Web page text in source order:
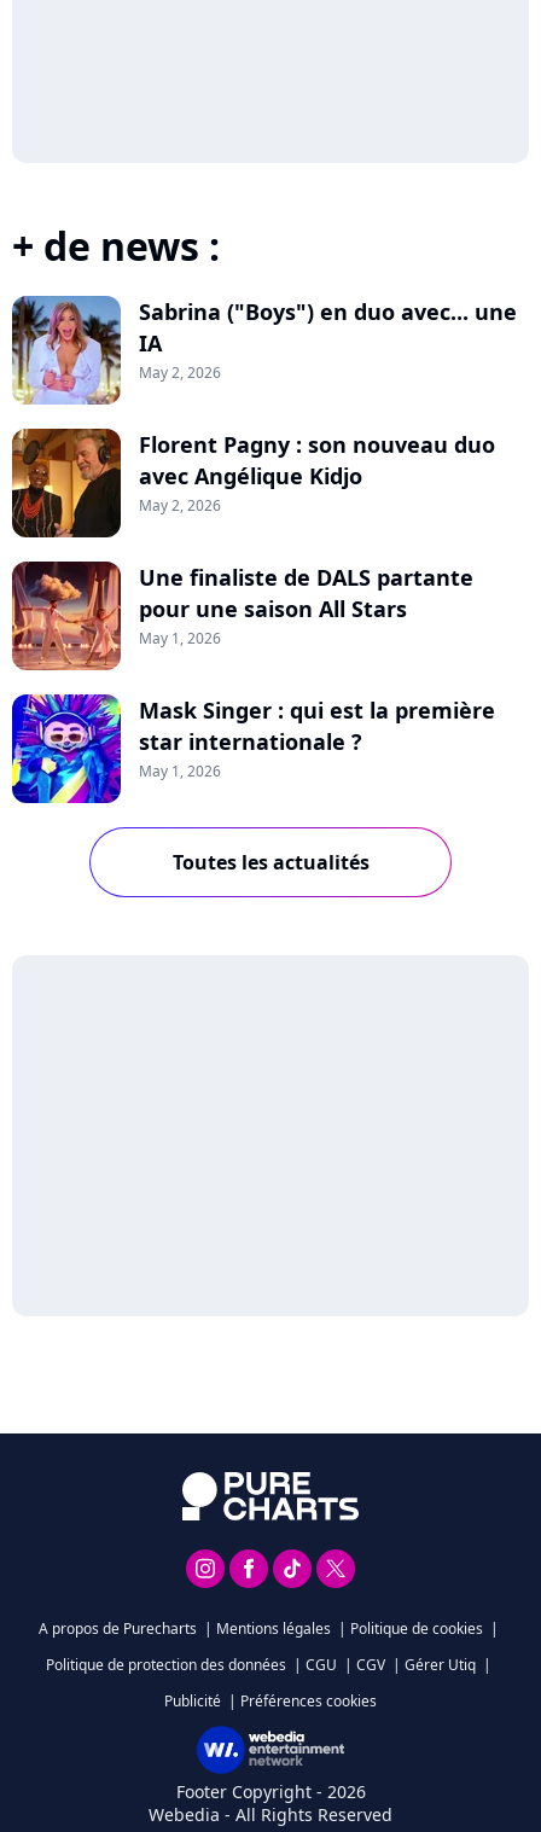
+ de news :
Sabrina ("Boys") en duo avec... une
IA
May 2, 2026
Florent Pagny : son nouveau duo
avec Angélique Kidjo
May 2, 2026
Une finaliste de DALS partante
pour une saison All Stars
May 1, 2026
Mask Singer : qui est la première
star internationale ?
May 1, 2026
Toutes les actualités
A propos de Purecharts | Mentions légales | Politique de cookies |
Politique de protection des données | CGU | CGV | Gérer Utiq |
Publicité | Préférences cookies
Footer Copyright - 2026
Webedia - All Rights Reserved